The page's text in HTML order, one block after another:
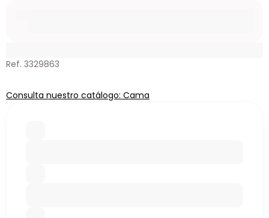
Ref. 3329863
Consulta nuestro catálogo: Cama